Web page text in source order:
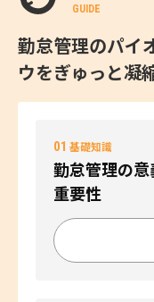
GUIDE
勤怠管理のパイ
ウをぎゅっと凝
01 基礎知識
勤怠管理の意
重要性